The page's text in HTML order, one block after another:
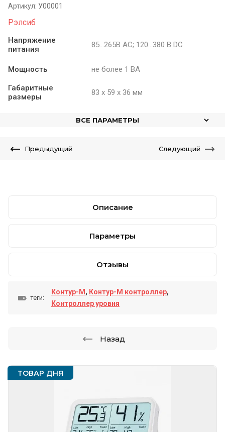
ТОВАР ДНЯ
Артикул: У00001
Рэлсиб
Напряжение
питания
85…265В AC; 120…380 В DC
Мощность не более 1 ВА
Габаритные
размеры
83 х 59 х 36 мм
ВСЕ ПАРАМЕТРЫ
Предыдущий Следующий
Описание
Параметры
Отзывы
теги:
Контур-М , Контур-М контроллер,
Контроллер уровня
Назад